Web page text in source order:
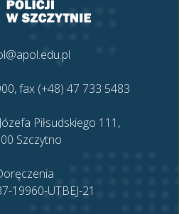
, fax (+48) 47 733 5483
Piłsudskiego 111,
Szczytno
19960-UTBEJ-21